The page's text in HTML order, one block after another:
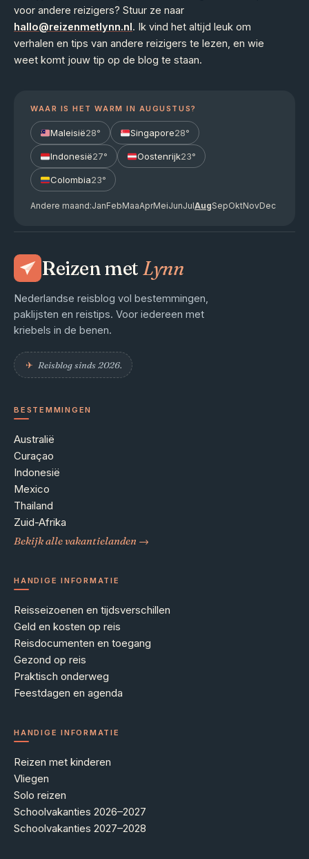
voor andere reizigers? Stuur ze naar
hallo@reizenmetlynn.nl. Ik vind het altijd leuk om
verhalen en tips van andere reizigers te lezen, en wie
weet komt jouw tip op de blog te staan.
WAAR IS HET WARM IN AUGUSTUS?
Maleisië28° Singapore28°
Indonesië27° Oostenrijk23°
Colombia23°
Andere maand:JanFebMaaAprMeiJunJulAugSepOktNovDec
Reizen met Lynn
Nederlandse reisblog vol bestemmingen,
paklijsten en reistips. Voor iedereen met
kriebels in de benen.
✈︎ Reisblog sinds 2026.
BESTEMMINGEN
Australië
Curaçao
Indonesië
Mexico
Thailand
Zuid-Afrika
Bekijk alle vakantielanden →
HANDIGE INFORMATIE
Reisseizoenen en tijdsverschillen
Geld en kosten op reis
Reisdocumenten en toegang
Gezond op reis
Praktisch onderweg
Feestdagen en agenda
HANDIGE INFORMATIE
Reizen met kinderen
Vliegen
Solo reizen
Schoolvakanties 2026–2027
Schoolvakanties 2027–2028